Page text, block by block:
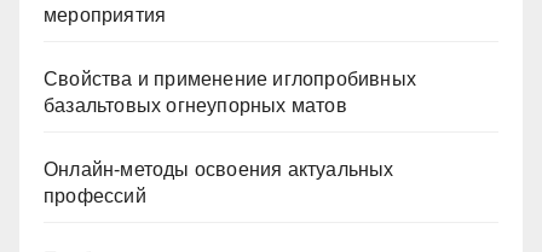
мероприятия
Свойства и применение иглопробивных
базальтовых огнеупорных матов
Онлайн-методы освоения актуальных
профессий